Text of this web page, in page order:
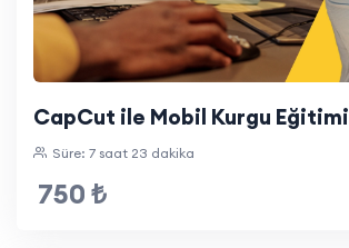
CapCut ile Mobil Kurgu Eğitimi
Süre: 7 saat 23 dakika
750 ₺